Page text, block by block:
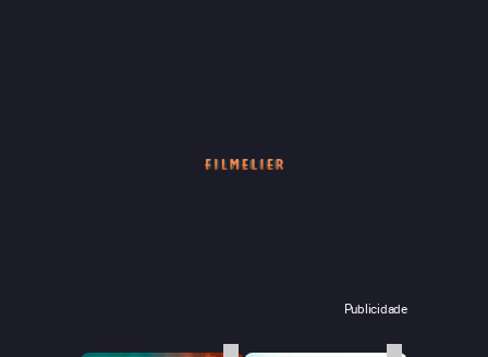
Publicidade